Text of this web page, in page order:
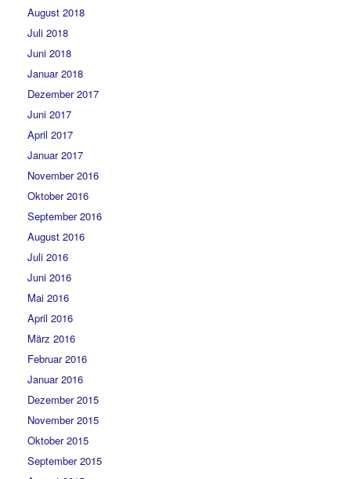
August 2018
Juli 2018
Juni 2018
Januar 2018
Dezember 2017
Juni 2017
April 2017
Januar 2017
November 2016
Oktober 2016
September 2016
August 2016
Juli 2016
Juni 2016
Mai 2016
April 2016
März 2016
Februar 2016
Januar 2016
Dezember 2015
November 2015
Oktober 2015
September 2015